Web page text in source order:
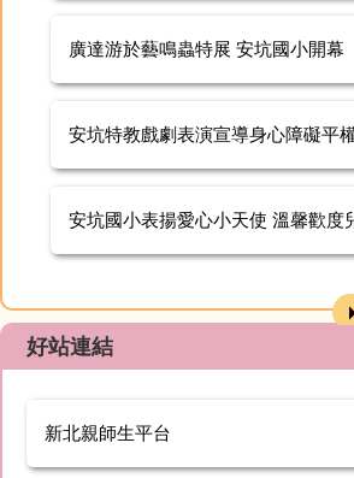
廣達游於藝鳴蟲特展 安坑國小開幕
安坑特教戲劇表演宣導身心障礙平
安坑國小表揚愛心小天使 溫馨歡度
好站連結
新北親師生平台